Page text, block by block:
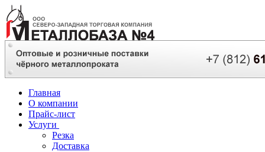
Главная
О компании
Прайс-лист
Услуги
Резка
Доставка